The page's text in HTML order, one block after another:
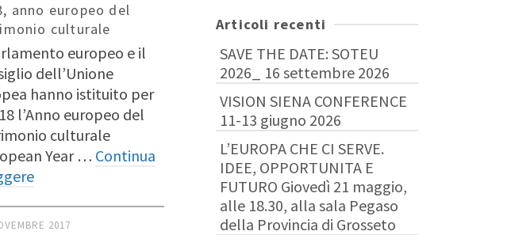
anno europeo del
culturale
europeo e il
dell’Unione
hanno istituito per
l’Anno europeo del
culturale
Year … Continua
2017
Articoli recenti
SAVE THE DATE: SOTEU
2026_ 16 settembre 2026
VISION SIENA CONFERENCE
11-13 giugno 2026
L’EUROPA CHE CI SERVE.
IDEE, OPPORTUNITA E
FUTURO Giovedì 21 maggio,
alle 18.30, alla sala Pegaso
della Provincia di Grosseto